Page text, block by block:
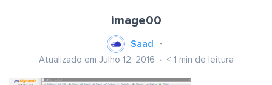
image00
Saad
Atualizado em Julho 12, 2016 < 1 min de leitura